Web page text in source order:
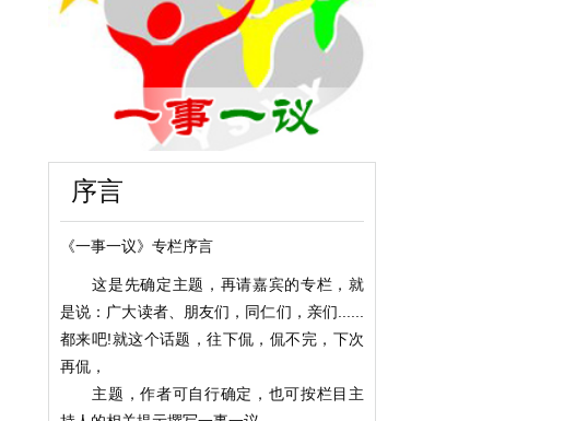
序言
《一事一议》专栏序言
这是先确定主题，再请嘉宾的专栏，就
是说：广大读者、朋友们，同仁们，亲们......
都来吧!就这个话题，往下侃，侃不完，下次
再侃，
主题，作者可自行确定，也可按栏目主